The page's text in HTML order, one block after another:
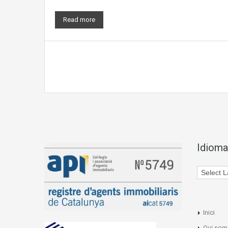
Read more
Idioma
Inici